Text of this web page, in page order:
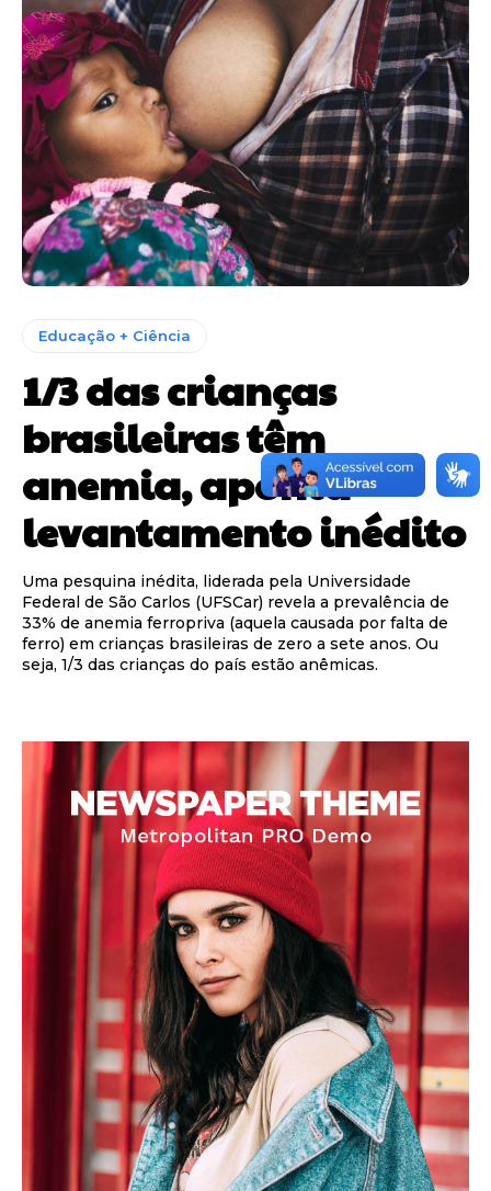
Educação + Ciência
1/3 das crianças
brasileiras têm
anemia, aponta
levantamento inédito
Uma pesquina inédita, liderada pela Universidade
Federal de São Carlos (UFSCar) revela a prevalência de
33% de anemia ferropriva (aquela causada por falta de
ferro) em crianças brasileiras de zero a sete anos. Ou
seja, 1/3 das crianças do país estão anêmicas.